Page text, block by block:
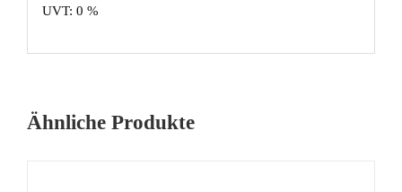
UVT: 0 %
Ähnliche Produkte